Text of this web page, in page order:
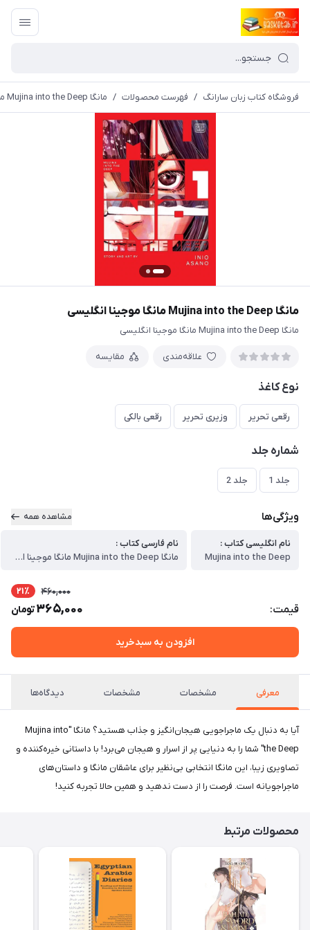
فروشگاه کتاب زبان سارانگ / فهرست محصولات / مانگا Mujina into the Deep مانگا موجینا انگلیسی
مانگا Mujina into the Deep مانگا موجینا انگلیسی
مانگا Mujina into the Deep مانگا موجینا انگلیسی
علاقه‌مندی مقایسه
نوع کاغذ
رقعی تحریر وزیری تحریر رقعی بالکی
شماره جلد
جلد 1 جلد 2
ویژگی‌ها مشاهده همه
نام انگلیسی کتاب :
Mujina into the Deep
نام فارسی کتاب :
مانگا Mujina into the Deep مانگا موجینا انگلیسی
قیمت:
460,000 21٪
365,000تومان
افزودن به سبدخرید
معرفی مشخصات مشخصات دیدگاه‌ها
آیا به دنبال یک ماجراجویی هیجان‌انگیز و جذاب هستید؟ مانگا "Mujina into
the Deep" شما را به دنیایی پر از اسرار و هیجان می‌برد! با داستانی خیره‌کننده و
تصاویری زیبا، این مانگا انتخابی بی‌نظیر برای عاشقان مانگا و داستان‌های
ماجراجویانه است. فرصت را از دست ندهید و همین حالا تجربه کنید!
محصولات مرتبط